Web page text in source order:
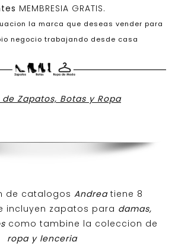
MEMBRESIA GRATIS.
la marca que deseas vender para
negocio trabajando desde casa
de Zapatos, Botas y Ropa
de catalogos Andreatiene 8
incluyen zapatos para damas,
como tambine la coleccion de
ropa y lenceria